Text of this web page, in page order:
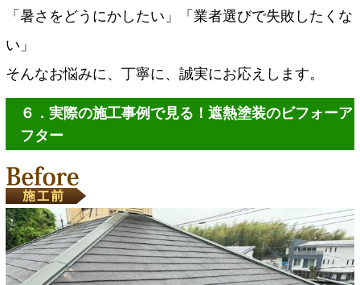
「暑さをどうにかしたい」「業者選びで失敗したくな
い」
そんなお悩みに、丁寧に、誠実にお応えします。
６．実際の施工事例で見る！遮熱塗装のビフォーア
フター